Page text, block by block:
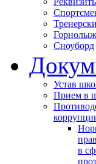
Сноуборд
Устав
Прием в
в